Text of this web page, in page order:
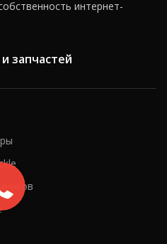
интернет-
запчастей